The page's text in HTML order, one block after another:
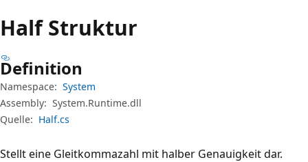
Half Struktur
Definition
Namespace: System
Assembly: System.Runtime.dll
Quelle: Half.cs
Stellt eine Gleitkommazahl mit halber Genauigkeit dar.